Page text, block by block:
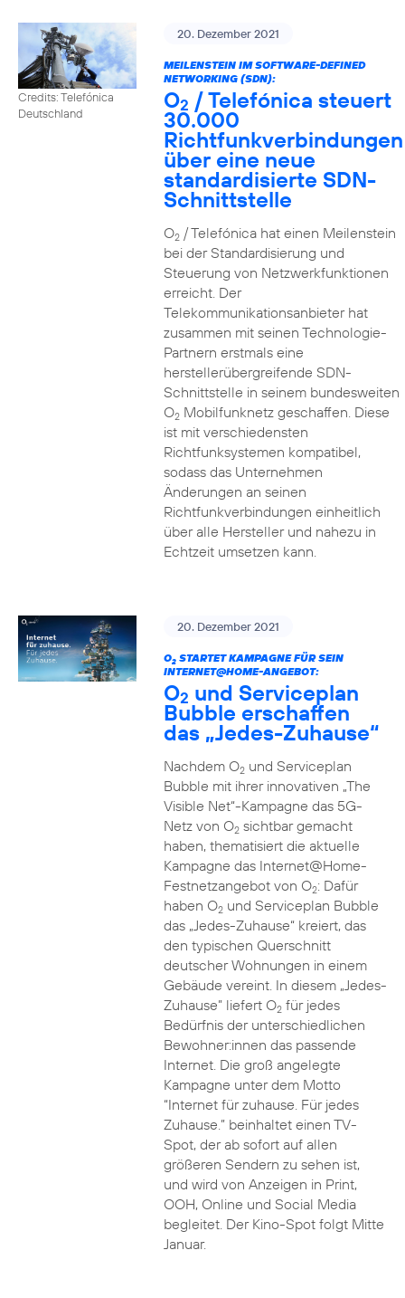
Credits: Telefónica
Deutschland
20. Dezember 2021
MEILENSTEIN IM SOFTWARE-DEFINED
NETWORKING (SDN):
O2 / Telefónica steuert
30.000
Richtfunkverbindungen
über eine neue
standardisierte SDN-
Schnittstelle
O2/ Telefónica hat einen Meilenstein
bei der Standardisierung und
Steuerung von Netzwerkfunktionen
erreicht. Der
Telekommunikationsanbieter hat
zusammen mit seinen Technologie-
Partnern erstmals eine
herstellerübergreifende SDN-
Schnittstelle in seinem bundesweiten
O2Mobilfunknetz geschaffen. Diese
ist mit verschiedensten
Richtfunksystemen kompatibel,
sodass das Unternehmen
Änderungen an seinen
Richtfunkverbindungen einheitlich
über alle Hersteller und nahezu in
Echtzeit umsetzen kann.
20. Dezember 2021
O2STARTET KAMPAGNE FÜR SEIN
INTERNET@HOME-ANGEBOT:
O2 und Serviceplan
Bubble erschaffen
das „Jedes-Zuhause“
Nachdem O2und Serviceplan
Bubble mit ihrer innovativen „The
Visible Net“-Kampagne das 5G-
Netz von O2sichtbar gemacht
haben, thematisiert die aktuelle
Kampagne das Internet@Home-
Festnetzangebot von O2: Dafür
haben O2und Serviceplan Bubble
das „Jedes-Zuhause“ kreiert, das
den typischen Querschnitt
deutscher Wohnungen in einem
Gebäude vereint. In diesem „Jedes-
Zuhause” liefert O2für jedes
Bedürfnis der unterschiedlichen
Bewohner:innen das passende
Internet. Die groß angelegte
Kampagne unter dem Motto
“Internet für zuhause. Für jedes
Zuhause.” beinhaltet einen TV-
Spot, der ab sofort auf allen
größeren Sendern zu sehen ist,
und wird von Anzeigen in Print,
OOH, Online und Social Media
begleitet. Der Kino-Spot folgt Mitte
Januar.